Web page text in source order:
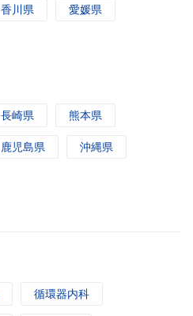
香川県 愛媛県
長崎県 熊本県
鹿児島県 沖縄県
循環器内科